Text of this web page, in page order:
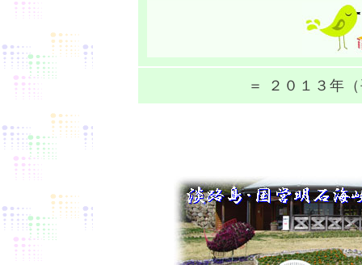
＝ ２０１３年